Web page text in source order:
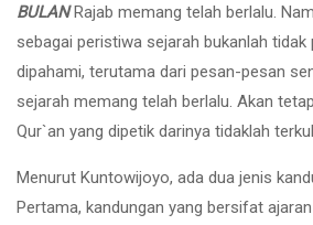
BULANRajab memang telah berlalu.
sebagai peristiwa sejarah bukanlah tidak
dipahami, terutama dari pesan-pesan
sejarah memang telah berlalu. Akan
Qur`an yang dipetik darinya tidaklah
Menurut Kuntowijoyo, ada dua jenis
Pertama, kandungan yang bersifat